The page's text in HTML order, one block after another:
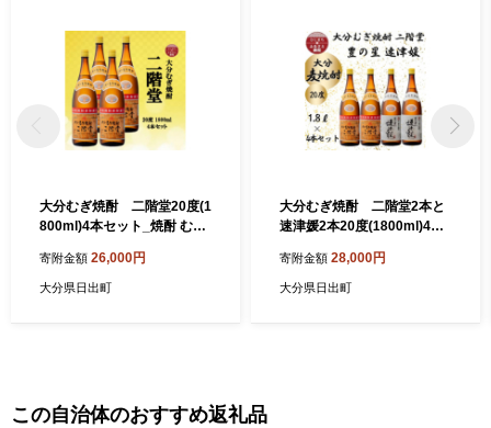
大分むぎ焼酎 二階堂20度(1
800ml)4本セット_焼酎 むぎ
酒 大分県 人気 おすすめ 送料
無料【1515933】
寄附金額 26,000円
大分県日出町
大分むぎ焼酎 二階堂2本と
速津媛2本20度(1800ml)4本
寄附金額 28,000円
大分県日出町
この自治体のおすすめ返礼品